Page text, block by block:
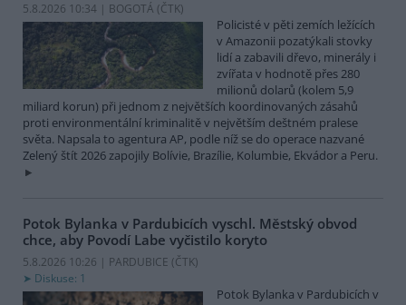
5.8.2026 10:34 | BOGOTÁ (ČTK)
Policisté v pěti zemích ležících
v Amazonii pozatýkali stovky
lidí a zabavili dřevo, minerály i
zvířata v hodnotě přes 280
milionů dolarů (kolem 5,9
miliard korun) při jednom z největších koordinovaných zásahů
proti environmentální kriminalitě v největším deštném pralese
světa. Napsala to agentura AP, podle níž se do operace nazvané
Zelený štít 2026 zapojily Bolívie, Brazílie, Kolumbie, Ekvádor a Peru.
Potok Bylanka v Pardubicích vyschl. Městský obvod
chce, aby Povodí Labe vyčistilo koryto
5.8.2026 10:26 | PARDUBICE (ČTK)
Diskuse: 1
Potok Bylanka v Pardubicích v